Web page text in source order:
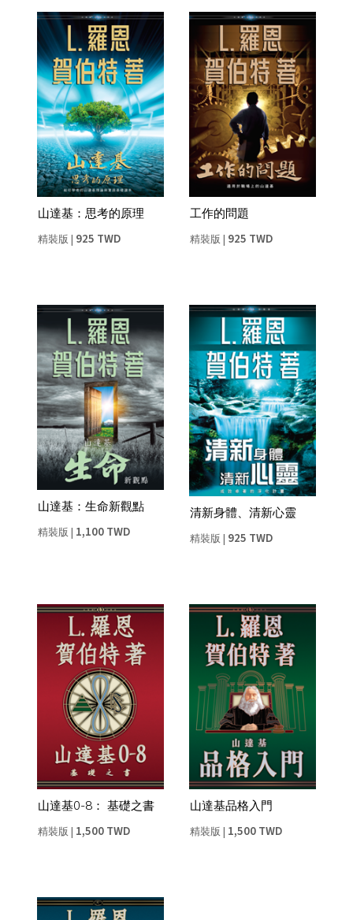
山達基：思考的原理
精裝版| 925 TWD
工作的問題
精裝版| 925 TWD
山達基：生命新觀點
精裝版| 1,100 TWD
清新身體、清新心靈
精裝版| 925 TWD
山達基0-8： 基礎之書
精裝版| 1,500 TWD
山達基品格入門
精裝版| 1,500 TWD